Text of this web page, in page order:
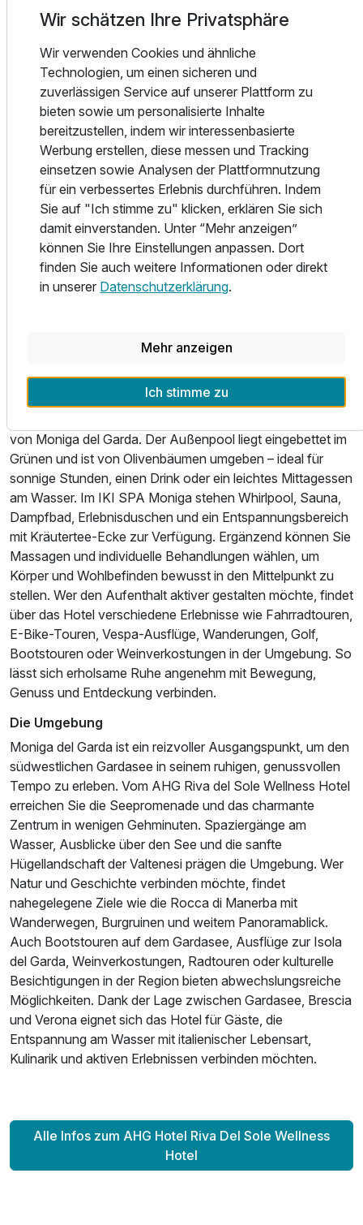
Für 8 Tage p.P. ab791,00 €
Essen und Trinken
Kulinarisch setzt das AHG Riva del Sole Wellness Hotel auf
regionale Qualität, saisonale Zutaten und die Philosophie
des „km 0“ – also Lebensmittel aus der näheren
Umgebung. Der Tag beginnt mit einem Frühstücksbuffet,
bei dem auch frisch zubereitete warme Speisen möglich
sind. Mittags bietet der Poolbereich eine passende
Gelegenheit für leichte Gerichte in entspannter
Atmosphäre. Am Abend stehen italienische Tradition,
lombardische Einflüsse und moderne Akzente im
Mittelpunkt. Das À-la-carte-Restaurant Terrazza21
empfängt Sie auf einer Panoramaterrasse mit Blick auf den
Gardasee und ist zum Mittag- und Abendessen geöffnet.
Ergänzend bietet das Hotelrestaurant Halbpensionsmenüs
mit mehreren Wahlmöglichkeiten. Für Kaffee, Aperitif,
Wellness & Freizeit
Entspannung findet im AHG Riva del Sole Wellness Hotel
von Moniga del Garda. Der Außenpool liegt eingebettet im
Grünen und ist von Olivenbäumen umgeben – ideal für
sonnige Stunden, einen Drink oder ein leichtes Mittagessen
am Wasser. Im IKI SPA Moniga stehen Whirlpool, Sauna,
Dampfbad, Erlebnisduschen und ein Entspannungsbereich
mit Kräutertee-Ecke zur Verfügung. Ergänzend können Sie
Massagen und individuelle Behandlungen wählen, um
Körper und Wohlbefinden bewusst in den Mittelpunkt zu
stellen. Wer den Aufenthalt aktiver gestalten möchte, findet
über das Hotel verschiedene Erlebnisse wie Fahrradtouren,
E-Bike-Touren, Vespa-Ausflüge, Wanderungen, Golf,
Bootstouren oder Weinverkostungen in der Umgebung. So
lässt sich erholsame Ruhe angenehm mit Bewegung,
Genuss und Entdeckung verbinden.
Die Umgebung
Moniga del Garda ist ein reizvoller Ausgangspunkt, um den
südwestlichen Gardasee in seinem ruhigen, genussvollen
Tempo zu erleben. Vom AHG Riva del Sole Wellness Hotel
erreichen Sie die Seepromenade und das charmante
Zentrum in wenigen Gehminuten. Spaziergänge am
Wasser, Ausblicke über den See und die sanfte
Hügellandschaft der Valtenesi prägen die Umgebung. Wer
Natur und Geschichte verbinden möchte, findet
nahegelegene Ziele wie die Rocca di Manerba mit
Wanderwegen, Burgruinen und weitem Panoramablick.
Auch Bootstouren auf dem Gardasee, Ausflüge zur Isola
del Garda, Weinverkostungen, Radtouren oder kulturelle
Besichtigungen in der Region bieten abwechslungsreiche
Möglichkeiten. Dank der Lage zwischen Gardasee, Brescia
und Verona eignet sich das Hotel für Gäste, die
Entspannung am Wasser mit italienischer Lebensart,
Kulinarik und aktiven Erlebnissen verbinden möchten.
Alle Infos zum AHG Hotel Riva Del Sole Wellness
Hotel
Wir schätzen Ihre Privatsphäre
Wir verwenden Cookies und ähnliche
Technologien, um einen sicheren und
zuverlässigen Service auf unserer Plattform zu
bieten sowie um personalisierte Inhalte
bereitzustellen, indem wir interessenbasierte
Werbung erstellen, diese messen und Tracking
einsetzen sowie Analysen der Plattformnutzung
für ein verbessertes Erlebnis durchführen. Indem
Sie auf "Ich stimme zu" klicken, erklären Sie sich
damit einverstanden. Unter “Mehr anzeigen”
können Sie Ihre Einstellungen anpassen. Dort
finden Sie auch weitere Informationen oder direkt
in unserer Datenschutzerklärung.
Mehr anzeigen
Ich stimme zu